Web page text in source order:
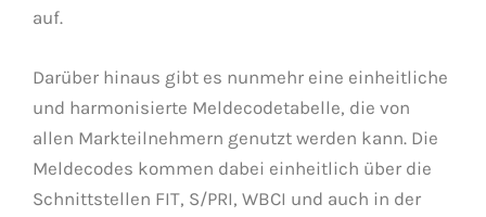
auf.
Darüber hinaus gibt es nunmehr eine einheitliche
und harmonisierte Meldecodetabelle, die von
allen Markteilnehmern genutzt werden kann. Die
Meldecodes kommen dabei einheitlich über die
Schnittstellen FIT, S/PRI, WBCI und auch in der